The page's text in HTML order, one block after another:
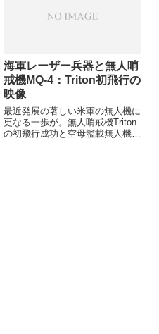
海軍レーザー兵器と無人哨
戒機MQ-4：Triton初飛行の
映像
最近発展の著しい米軍の無人機に
更なる一歩が。無人哨戒機Triton
の初飛行成功と空母艦載無人機X-